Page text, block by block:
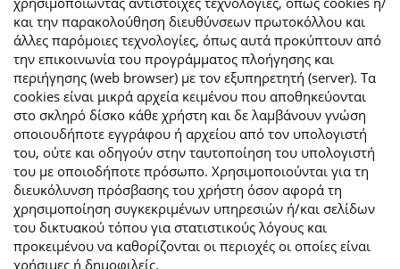
και την παρακολούθηση διευθύνσεων πρωτοκόλλου και
άλλες παρόμοιες τεχνολογίες, όπως αυτά προκύπτουν από
την επικοινωνία του προγράμματος πλοήγησης και
περιήγησης (web browser) με τον εξυπηρετητή (server). Τα
cookies είναι μικρά αρχεία κειμένου που αποθηκεύονται
στο σκληρό δίσκο κάθε χρήστη και δε λαμβάνουν γνώση
οποιουδήποτε εγγράφου ή αρχείου από τον υπολογιστή
του, ούτε και οδηγούν στην ταυτοποίηση του υπολογιστή
του με οποιοδήποτε πρόσωπο. Χρησιμοποιούνται για τη
διευκόλυνση πρόσβασης του χρήστη όσον αφορά τη
χρησιμοποίηση συγκεκριμένων υπηρεσιών ή/και σελίδων
του δικτυακού τόπου για στατιστικούς λόγους και
προκειμένου να καθορίζονται οι περιοχές οι οποίες είναι
χρήσιμες ή δημοφιλείς.